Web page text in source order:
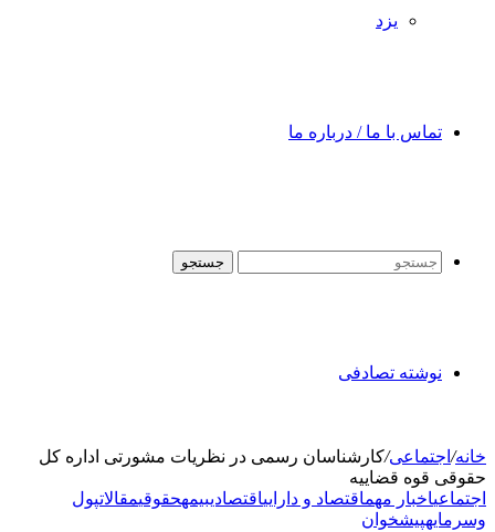
یزد
تماس با ما / درباره ما
جستجو
نوشته تصادفی
خانه/ اجتماعی/کارشناسان رسمی در نظریات مشورتی اداره کل
حقوقی قوه قضاییه
اجتماعیاخبار مهماقتصاد و داراییاقتصادیبیمهحقوقیمقالاتپول
وسرمایهپیشخوان